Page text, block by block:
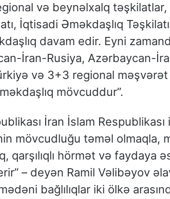
və beynəlxalq
İqtisadi Əməkdaşlıq
davam edir. Eyni
İran-Rusiya, Azərbaycan-
və 3+3 regional
mövcuddur”.
İran İslam
mövcudluğu təməl olmaqla,
qarşılıqlı hörmət və faydaya
– deyən Ramil Vəlibəyov
bağlılıqlar iki ölkə